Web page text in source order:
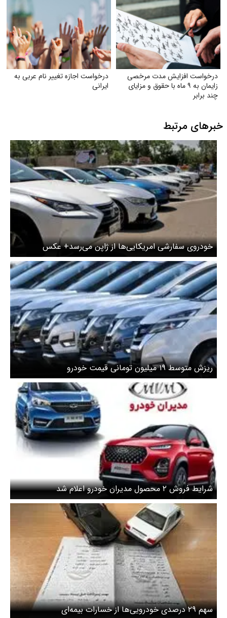
درخواست افزایش مدت مرخصی
زایمان به ۹ ماه با حقوق و مزایای
چند برابر
درخواست اجازه تغییر نام عربی به
ایرانی
خبرهای مرتبط
خودروی سفارشی امریکایی‌ها از ژاپن می‌رسد+ عکس
ریزش متوسط ۱۹ میلیون تومانی قیمت خودرو
شرایط فروش ۲ محصول مدیران خودرو اعلام شد
سهم ۲۹ درصدی خودرویی‌ها از خسارات بیمه‌ای